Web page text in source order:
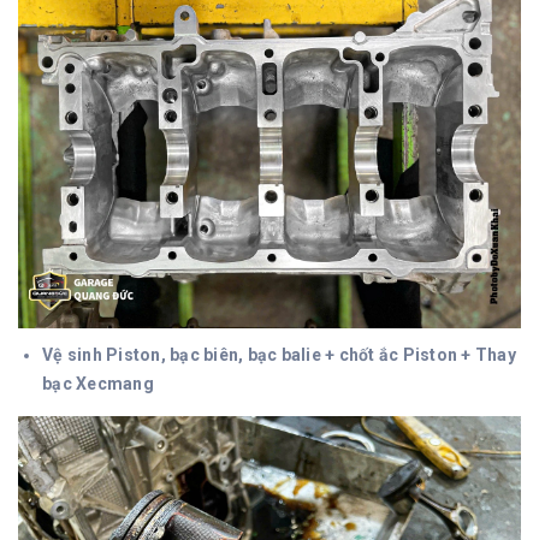
Vệ sinh Piston, bạc biên, bạc balie + chốt ắc Piston + Thay
bạc Xecmang